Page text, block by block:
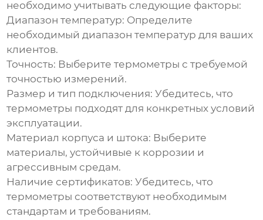
необходимо учитывать следующие факторы:
Диапазон температур: Определите
необходимый диапазон температур для ваших
клиентов.
Точность: Выберите термометры с требуемой
точностью измерений.
Размер и тип подключения: Убедитесь, что
термометры подходят для конкретных условий
эксплуатации.
Материал корпуса и штока: Выберите
материалы, устойчивые к коррозии и
агрессивным средам.
Наличие сертификатов: Убедитесь, что
термометры соответствуют необходимым
стандартам и требованиям.